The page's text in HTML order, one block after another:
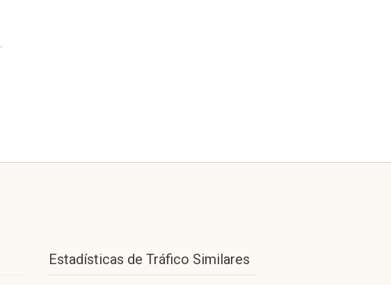
Estadísticas de Tráfico Similares